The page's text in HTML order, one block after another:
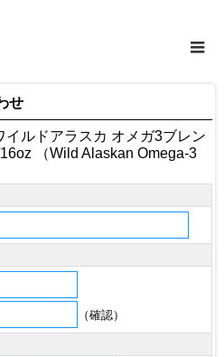
せ
イルドアラスカ オメガ3ブレン
（Wild Alaskan Omega-3
（確認）